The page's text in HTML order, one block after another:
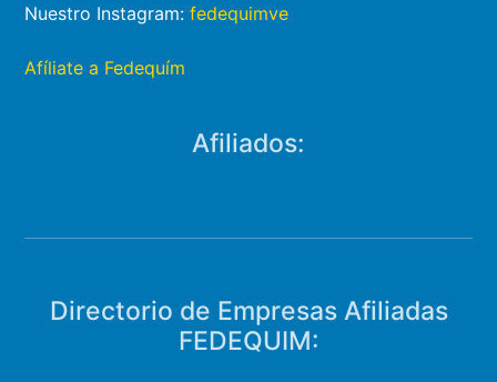
Nuestro Instagram:fedequimve
Afíliate a Fedequím
Afiliados:
Directorio de Empresas Afiliadas
FEDEQUIM: